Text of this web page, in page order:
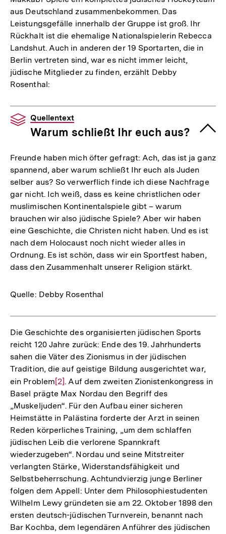
aus Deutschland zusammenbekommen. Das
Leistungsgefälle innerhalb der Gruppe ist groß. Ihr
Rückhalt ist die ehemalige Nationalspielerin Rebecca
Landshut. Auch in anderen der 19 Sportarten, die in
Berlin vertreten sind, war es nicht immer leicht,
jüdische Mitglieder zu finden, erzählt Debby
Rosenthal:
Quellentext
Warum schließt Ihr euch aus?
Freunde haben mich öfter gefragt: Ach, das ist ja ganz
spannend, aber warum schließt Ihr euch als Juden
selber aus? So verwerflich finde ich diese Nachfrage
gar nicht. Ich weiß, dass es keine christlichen oder
muslimischen Kontinentalspiele gibt – warum
brauchen wir also jüdische Spiele? Aber wir haben
eine Geschichte, die Christen nicht haben. Und es ist
nach dem Holocaust noch nicht wieder alles in
Ordnung. Es ist schön, dass wir ein Sportfest haben,
dass den Zusammenhalt unserer Religion stärkt.
Quelle: Debby Rosenthal
Die Geschichte des organisierten jüdischen Sports
reicht 120 Jahre zurück: Ende des 19. Jahrhunderts
sahen die Väter des Zionismus in der jüdischen
Tradition, die auf geistige Bildung ausgerichtet war,
ein ProblemZur
Auflösung
der
Fußnote
[2]. Auf dem zweiten Zionistenkongress in
Basel prägte Max Nordau den Begriff des
„Muskeljuden“. Für den Aufbau einer sicheren
Heimstätte in Palästina forderte der Arzt in seinen
Reden körperliches Training, „um dem schlaffen
jüdischen Leib die verlorene Spannkraft
wiederzugeben“. Nordau und seine Mitstreiter
verlangten Stärke, Widerstandsfähigkeit und
Selbstbeherrschung. Achtundvierzig junge Berliner
folgen dem Appell: Unter dem Philosophiestudenten
Wilhelm Lewy gründeten sie am 22. Oktober 1898 den
ersten deutsch-jüdischen Turnverein, benannt nach
Bar Kochba, dem legendären Anführer des jüdischen